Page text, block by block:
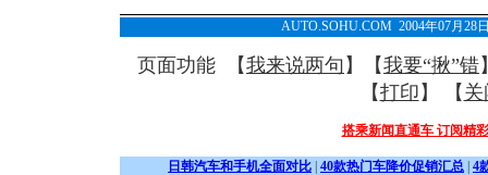
AUTO.SOHU.COM 2004年07月
页面功能 【我来说两句 】【我要“揪”错
【打印 】 【 关
搭乘新闻直通车 订阅精
日韩汽车和手机全面对比 40款热门车降价促销汇总 4